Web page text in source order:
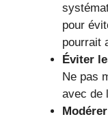
pour
pourrait
Éviter
Ne pas
avec de